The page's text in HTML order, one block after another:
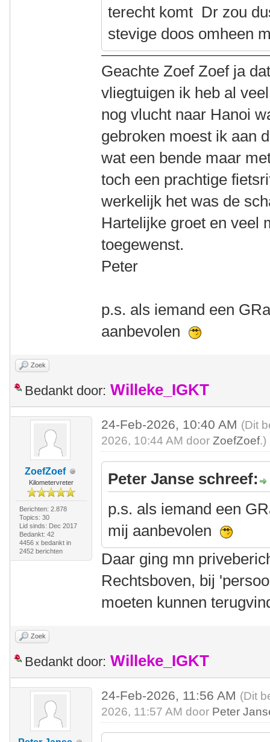
terecht komt Dr zou
stevige doos omheen
Geachte Zoef Zoef ja
vliegtuigen ik heb al
nog vlucht naar Hanoi
gebroken moest ik aan
wat een bende maar
toch een prachtige
werkelijk het was de
Hartelijke groet en veel
toegewenst.
Peter
p.s. als iemand een
aanbevolen
Zoek
Bedankt door: Willeke_IGKT
ZoefZoef
Kilometervreter
Berichten: 2.878
Topics: 30
Lid sinds: Dec 2017
Bedankt: 42
4456 x bedankt in
2452 berichten
24-Feb-2026, 10:40 AM (Dit
2026, 10:44 AM doorZoefZoef.)
Peter Janse schreef:
p.s. als iemand een
mij aanbevolen
Daar ging mn
Rechtsboven, bij
moeten kunnen
Zoek
Bedankt door: Willeke_IGKT
24-Feb-2026, 11:56 AM (Dit
2026, 11:57 AM door Peter